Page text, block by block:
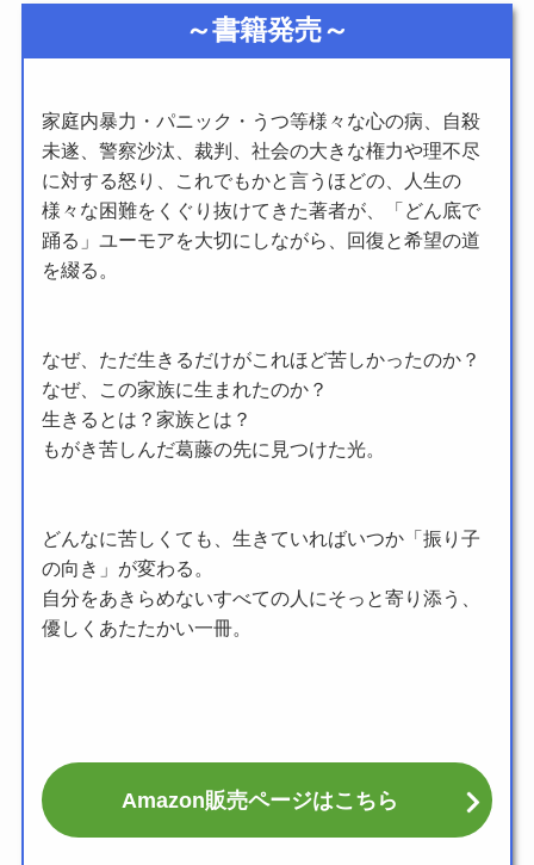
～書籍発売～
家庭内暴力・パニック・うつ等様々な心の病、自殺
未遂、警察沙汰、裁判、社会の大きな権力や理不尽
に対する怒り、これでもかと言うほどの、人生の
様々な困難をくぐり抜けてきた著者が、「どん底で
踊る」ユーモアを大切にしながら、回復と希望の道
を綴る。
なぜ、ただ生きるだけがこれほど苦しかったのか？
なぜ、この家族に生まれたのか？
生きるとは？家族とは？
もがき苦しんだ葛藤の先に見つけた光。
どんなに苦しくても、生きていればいつか「振り子
の向き」が変わる。
自分をあきらめないすべての人にそっと寄り添う、
優しくあたたかい一冊。
Amazon販売ページはこちら